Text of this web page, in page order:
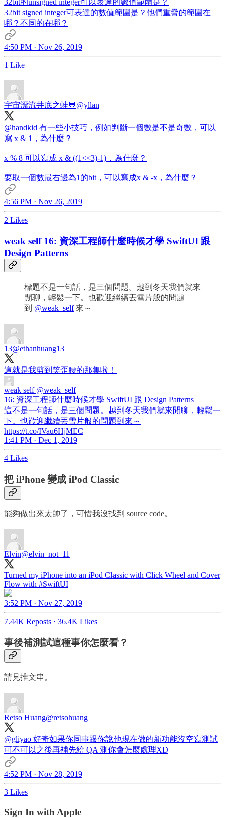
32bit signed integer可表達的數值範圍是？他們重疊的範圍在
哪？不同的在哪？
4:50 PM · Nov 26, 2019
1 Like
宇宙漂流井底之蛙🐸@yllan
@handkid 有一些小技巧，例如判斷一個數是不是奇數，可以
寫 x & 1，為什麼？
x % 8 可以寫成 x & ((1<<3)-1)，為什麼？
要取一個數最右邊為1的bit，可以寫成x & -x，為什麼？
4:56 PM · Nov 26, 2019
2 Likes
weak self 16: 資深工程師什麼時候才學 SwiftUI 跟
Design Patterns
標題不是一句話，是三個問題。越到冬天我們就來
閒聊，輕鬆一下。也歡迎繼續丟雪片般的問題
到 @weak_self來～
13@ethanhuang13
這就是我剪到笑歪腰的那集啦！
weak self @weak_self
16: 資深工程師什麼時候才學 SwiftUI 跟 Design Patterns
這不是一句話，是三個問題。越到冬天我們就來閒聊，輕鬆一
下。也歡迎繼續丟雪片般的問題到來～
https://t.co/IVau6HjMEC
1:41 PM · Dec 1, 2019
4 Likes
把 iPhone 變成 iPod Classic
能夠做出來太帥了，可惜我沒找到 source code。
Elvin@elvin_not_11
Turned my iPhone into an iPod Classic with Click Wheel and Cover
Flow with #SwiftUI
3:52 PM · Nov 27, 2019
7.44K Reposts · 36.4K Likes
事後補測試這種事你怎麼看？
請見推文串。
Retso Huang@retsohuang
@gliyao 好奇如果你同事跟你說他現在做的新功能沒空寫測試
可不可以之後再補先給 QA 測你會怎麼處理XD
4:52 PM · Nov 28, 2019
3 Likes
Sign In with Apple